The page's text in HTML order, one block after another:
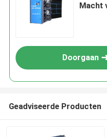
Macht
Doorgaan
Geadviseerde Producten